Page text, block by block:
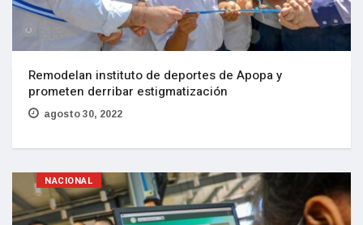
Remodelan instituto de deportes de Apopa y
prometen derribar estigmatización
agosto 30, 2022
NACIONAL